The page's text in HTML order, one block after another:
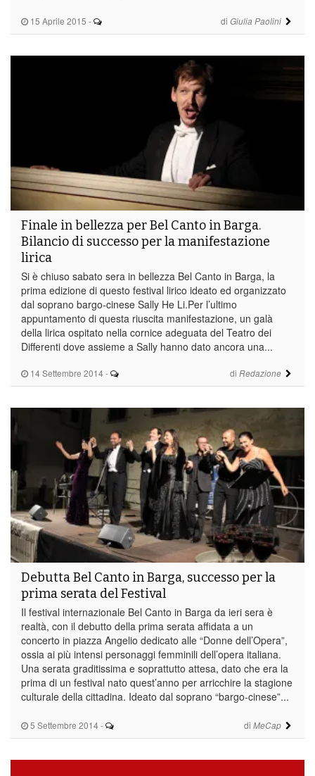
15 Aprile 2015 - di Giulia Paolini
14 Settembre 2014 - di Redazione
Finale in bellezza per Bel Canto in Barga.
Bilancio di successo per la manifestazione
lirica
Si è chiuso sabato sera in bellezza Bel Canto in Barga, la
prima edizione di questo festival lirico ideato ed organizzato
dal soprano bargo-cinese Sally He Li.Per l’ultimo
appuntamento di questa riuscita manifestazione, un galà
della lirica ospitato nella cornice adeguata del Teatro dei
Differenti dove assieme a Sally hanno dato ancora una...
5 Settembre 2014 - di MeCap
Debutta Bel Canto in Barga, successo per la
prima serata del Festival
Il festival internazionale Bel Canto in Barga da ieri sera è
realtà, con il debutto della prima serata affidata a un
concerto in piazza Angelio dedicato alle “Donne dell’Opera”,
ossia ai più intensi personaggi femminili dell’opera italiana.
Una serata graditissima e soprattutto attesa, dato che era la
prima di un festival nato quest’anno per arricchire la stagione
culturale della cittadina. Ideato dal soprano “bargo-cinese”...